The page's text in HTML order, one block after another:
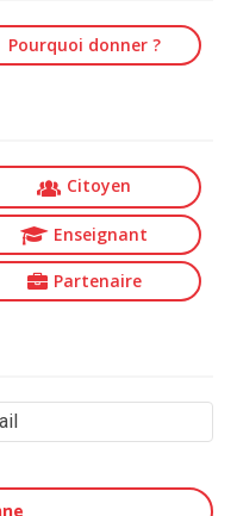
Pourquoi donner ?
Citoyen
Enseignant
Partenaire